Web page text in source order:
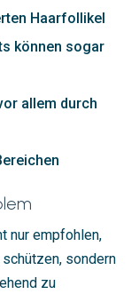
Haarfollikel
können sogar
allem durch
nur empfohlen,
sondern
zu